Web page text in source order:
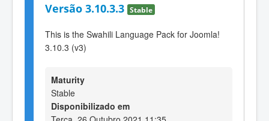
Versão 3.10.3.3 Stable
This is the Swahili Language Pack for Joomla!
3.10.3 (v3)
Maturity
Stable
Disponibilizado em